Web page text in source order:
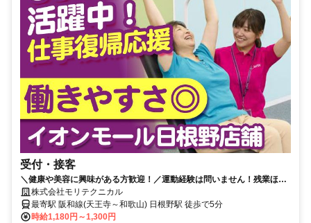
受付・接客
＼健康や美容に興味がある方歓迎！／運動経験は問いません！残業ほぼ
なし＆正社員登用制度ありで将来も安心
株式会社モリテクニカル
最寄駅 阪和線(天王寺～和歌山) 日根野駅 徒歩で5分
時給1,180円～1,300円